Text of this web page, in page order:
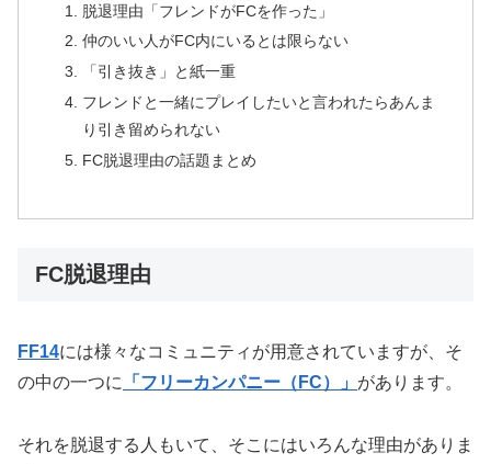
脱退理由「フレンドがFCを作った」
仲のいい人がFC内にいるとは限らない
「引き抜き」と紙一重
フレンドと一緒にプレイしたいと言われたらあんま
り引き留められない
FC脱退理由の話題まとめ
FC脱退理由
FF14には様々なコミュニティが用意されていますが、そ
の中の一つに 「フリーカンパニー（FC）」 があります。
それを脱退する人もいて、そこにはいろんな理由がありま